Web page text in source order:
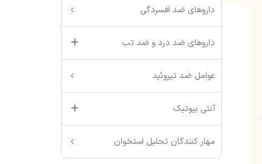
داروهای ضد افسردگی
داروهای ضد درد و ضد تب
عوامل ضد تیروئید
آنتی بیوتیک
مهار کنندگان تحلیل استخوان